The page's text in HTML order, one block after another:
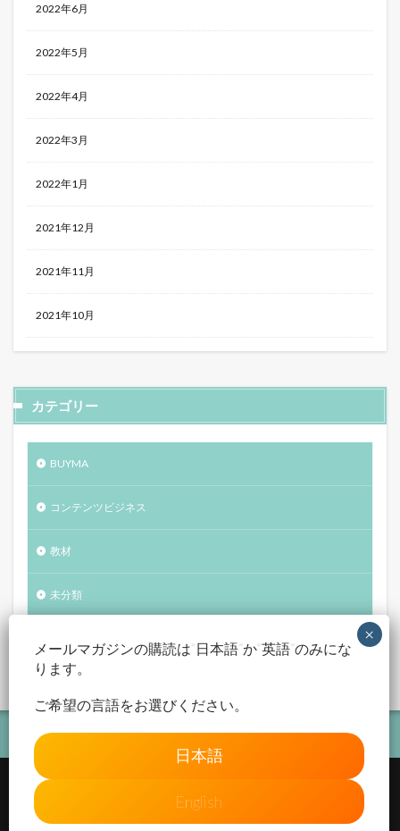
2022年6月
2022年5月
2022年4月
2022年3月
2022年1月
2021年12月
2021年11月
2021年10月
カテゴリー
BUYMA
コンテンツビジネス
教材
未分類
© Copyright 2026 Atelier Improve
メールマガジンの購読は“日本語”か“英語”のみにな
ります。
ご希望の言語をお選びください。
日本語
English